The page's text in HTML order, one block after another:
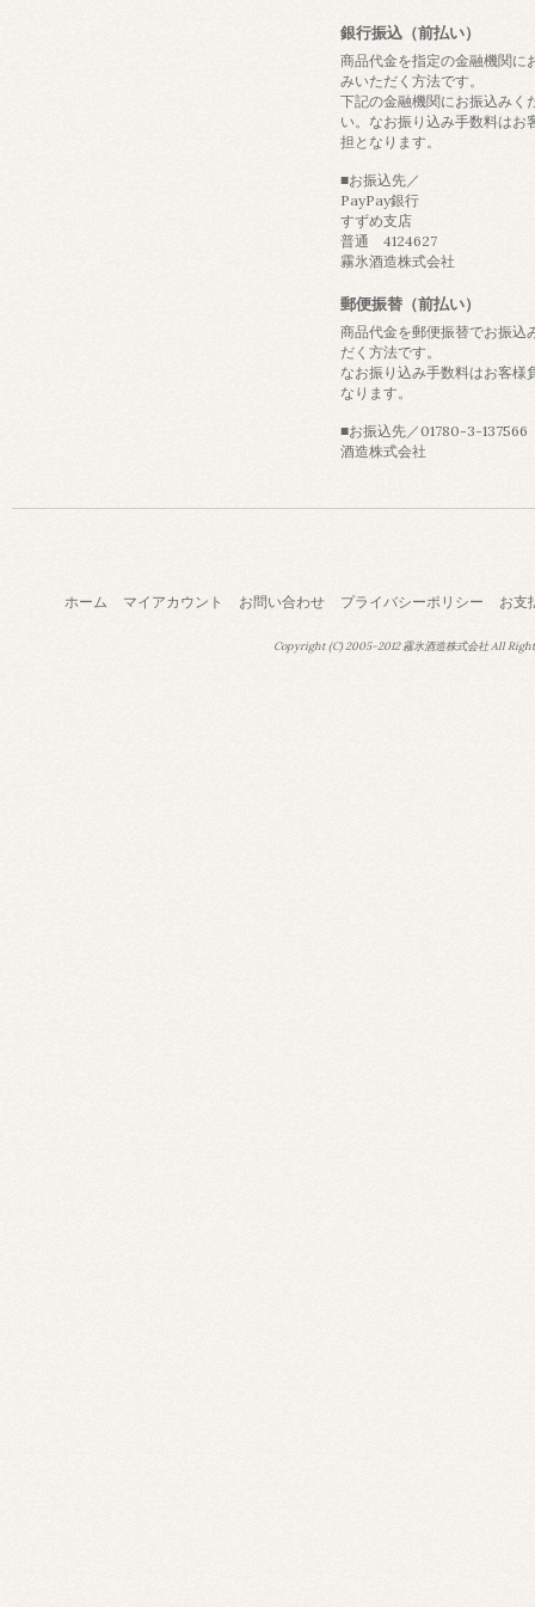
銀行振込（前払い）
商品代金を指定の金融機関に
みいただく方法です。
下記の金融機関にお振込みく
い。なお振り込み手数料はお
担となります。
■お振込先／
PayPay銀行
すずめ支店
普通 4124627
霧氷酒造株式会社
郵便振替（前払い）
商品代金を郵便振替でお振込
だく方法です。
なお振り込み手数料はお客様
なります。
■お振込先／01780-3-
酒造株式会社
ホーム マイアカウント お問い合わせ プライバシーポリシー お支
Copyright (C) 2005-2012 霧氷酒造株式会社 All